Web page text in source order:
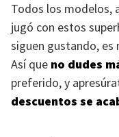
Todos los modelos,
jugó con estos
siguen gustando, es
Así que no dudes
preferido, y
descuentos se